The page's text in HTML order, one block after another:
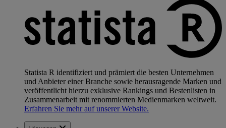
Statista R identifiziert und prämiert die besten Unternehmen
und Anbieter einer Branche sowie herausragende Marken und
veröffentlicht hierzu exklusive Rankings und Bestenlisten in
Zusammenarbeit mit renommierten Medienmarken weltweit.
Erfahren Sie mehr auf unserer Website.